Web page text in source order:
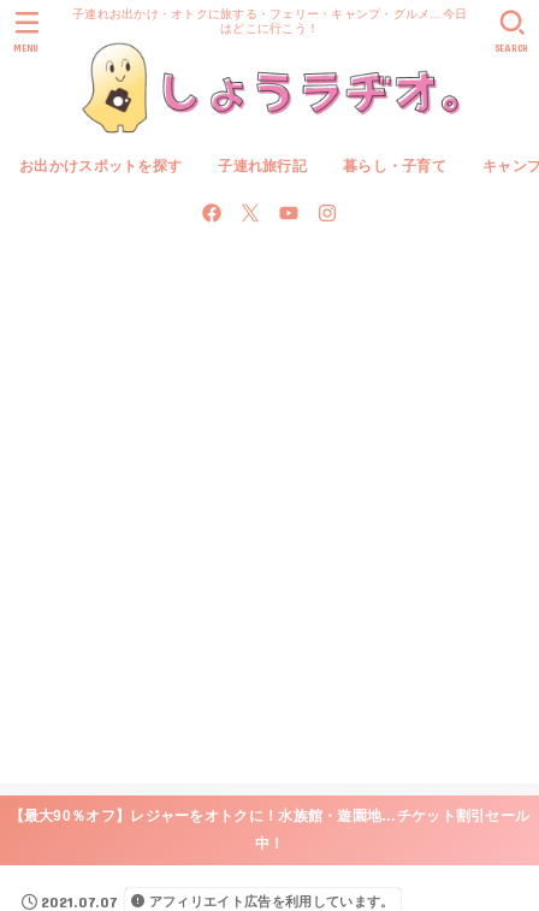
子連れお出かけ・オトクに旅する・フェリー・キャンプ・グルメ…今日
はどこに行こう！
お出かけスポットを探す 子連れ旅行記 暮らし・子育て キャン
SEARCH
MENU
【最大90％オフ】レジャーをオトクに！水族館・遊園地…チケット割引セール
中！
2021.07.07 アフィリエイト広告を利用しています。